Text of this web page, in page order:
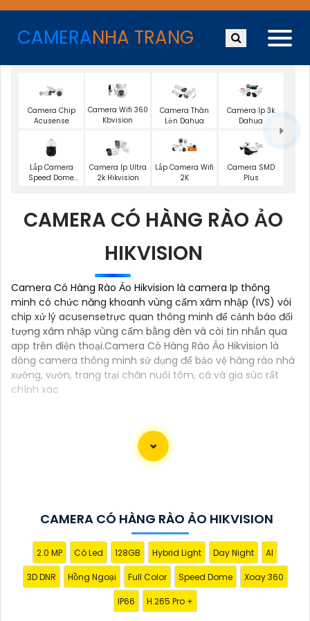
CAMERANHA TRANG
Camera Chip
Acusense
Camera Wifi 360
Kbvision
Camera Thân
Lớn Dahua
Camera Ip 3k
Dahua
Lắp Camera
Speed Dome
Camera Ip Ultra
2k Hikvision
Lắp Camera Wifi
2K
Camera SMD
Plus
CAMERA CÓ HÀNG RÀO ẢO
HIKVISION
Camera Có Hàng Rào Ảo Hikvision là camera Ip thông
minh có chức năng khoanh vùng cấm xâm nhập (IVS) vói
chip xử lý acusensetrực quan thông minh để cảnh báo đối
tượng xâm nhập vùng cấm bằng đèn và còi tin nhắn qua
app trên điện thoại.Camera Có Hàng Rào Ảo Hikvision là
dòng camera thông minh sử dụng để bảo vệ hàng rào nhà
xưởng, vườn, trang trại chăn nuôi tôm, cá và gia súc rất
chính xác
Dĩ nhiên, dưới đây là một mẫu văn bản giới thiệu
Chúng tôi xin trân trọng giới thiệu đến quý vị dịch vụ
lắp đặt camera Hikvision giá rẻ và chuyên nghiệp
cho dự án của quý vị.
Với kinh nghiệm lâu năm trong lĩnh vực lắp đặt
camera an ninh, đội ngũ kỹ thuật viên của chúng tôi
CAMERA CÓ HÀNG RÀO ẢO HIKVISION
2.0 MP Có Led 128GB Hybrid Light Day Night AI
3D DNR Hồng Ngoại Full Color Speed Dome Xoay 360
IP66 H.265 Pro +